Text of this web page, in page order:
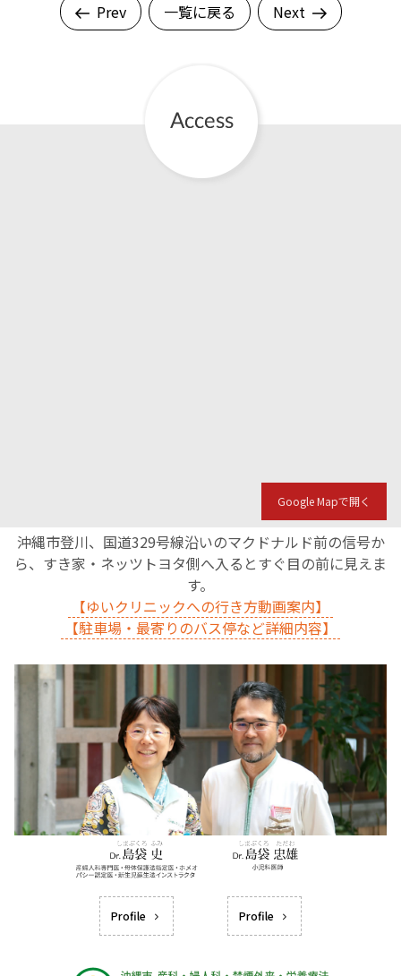
Prev 一覧に戻る Next
Google Mapで開く
沖縄市登川、国道329号線沿いのマクドナルド前の信号か
ら、すき家・ネッツトヨタ側へ入るとすぐ目の前に見えま
す。
【ゆいクリニックへの行き方動画案内】
【駐車場・最寄りのバス停など詳細内容】
Profile Profile